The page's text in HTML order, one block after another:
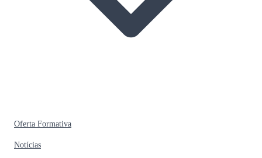
Oferta Formativa
Notícias